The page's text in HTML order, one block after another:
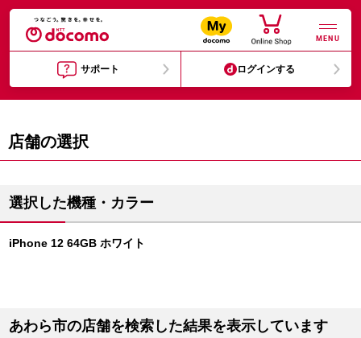
MENU
サポート ログインする
店舗の選択
選択した機種・カラー
iPhone 12 64GB ホワイト
あわら市の店舗を検索した結果を表示しています